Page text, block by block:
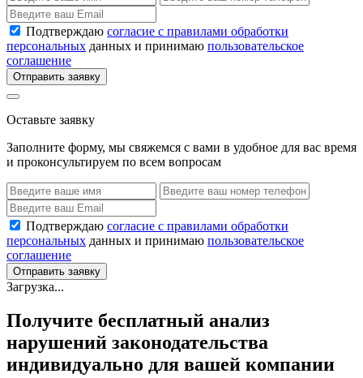
Подтверждаю согласие с правилами обработки
персональных данных и принимаю пользовательское
соглашение
Отправить заявку
Оставьте заявку
Заполните форму, мы свяжемся с вами в удобное для вас время
и проконсультируем по всем вопросам
Подтверждаю согласие с правилами обработки
персональных данных и принимаю пользовательское
соглашение
Отправить заявку
Загрузка...
Получите бесплатный анализ
нарушений законодательства
индивидуально для вашей компании